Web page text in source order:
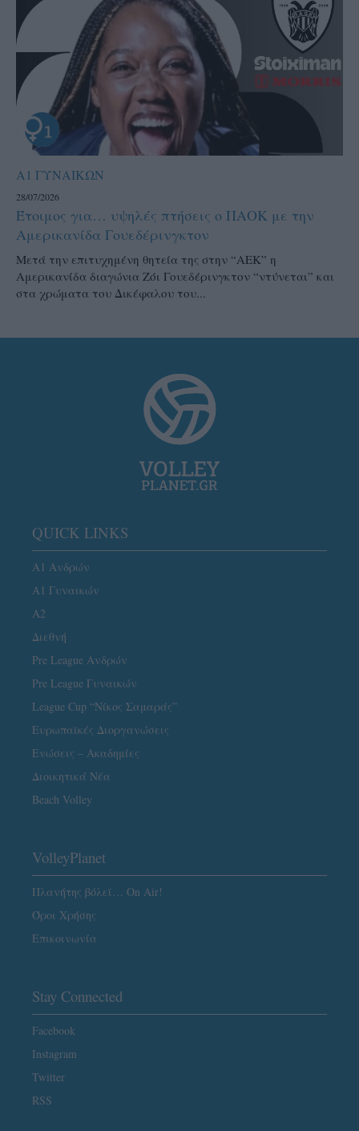
Α1 ΓΥΝΑΙΚΩΝ
28/07/2026
Έτοιμος για… υψηλές πτήσεις ο ΠΑΟΚ με την
Αμερικανίδα Γουεδέρινγκτον
Μετά την επιτυχημένη θητεία της στην “ΑΕΚ” η
Αμερικανίδα διαγώνια Ζόι Γουεδέρινγκτον “ντύνεται” και
στα χρώματα του Δικέφαλου του...
QUICK LINKS
Α1 Ανδρών
Α1 Γυναικών
A2
Διεθνή
Pre League Ανδρών
Pre League Γυναικών
League Cup “Νίκος Σαμαράς”
Ευρωπαϊκές Διοργανώσεις
Ενώσεις – Ακαδημίες
Διοικητικά Νέα
Beach Volley
VolleyPlanet
Πλανήτης βόλεϊ… On Air!
Όροι Χρήσης
Επικοινωνία
Stay Connected
Facebook
Instagram
Twitter
RSS